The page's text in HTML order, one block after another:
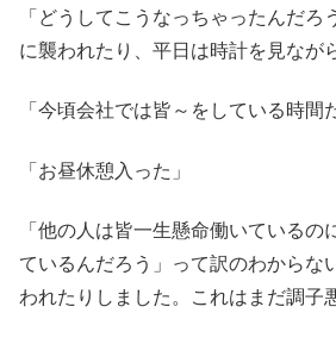
「どうしてこうなっちゃったんだろ
に襲われたり、平日は時計を見なが
「今頃会社では皆～をしている時間
「お昼休憩入った」
「他の人は皆一生懸命働いているの
ているんだろう」って訳のわからな
われたりしました。これはまだ調子